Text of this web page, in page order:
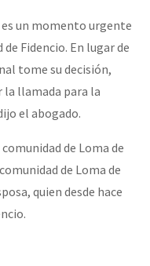
es un momento urgente
Fidencio. En lugar de
tome su decisión,
llamada para la
el abogado.
de Loma de
de Loma de
quien desde hace